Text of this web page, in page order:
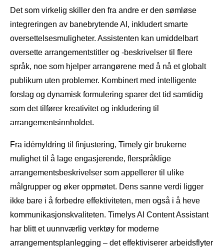
Det som virkelig skiller den fra andre er den sømløse
integreringen av banebrytende AI, inkludert smarte
oversettelsesmuligheter. Assistenten kan umiddelbart
oversette arrangementstitler og -beskrivelser til flere
språk, noe som hjelper arrangørene med å nå et globalt
publikum uten problemer. Kombinert med intelligente
forslag og dynamisk formulering sparer det tid samtidig
som det tilfører kreativitet og inkludering til
arrangementsinnholdet.
Fra idémyldring til finjustering, Timely gir brukerne
mulighet til å lage engasjerende, flerspråklige
arrangementsbeskrivelser som appellerer til ulike
målgrupper og øker oppmøtet. Dens sanne verdi ligger
ikke bare i å forbedre effektiviteten, men også i å heve
kommunikasjonskvaliteten. Timelys AI Content Assistant
har blitt et uunnværlig verktøy for moderne
arrangementsplanlegging – det effektiviserer arbeidsflyter